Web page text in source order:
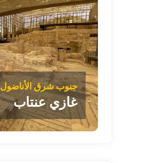
جنوب شرق الأناضول
غازي عنتاب